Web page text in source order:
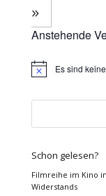
»
Anstehende
HinweisEs sind
Schon gelesen?
Filmreihe im Kino
Widerstands